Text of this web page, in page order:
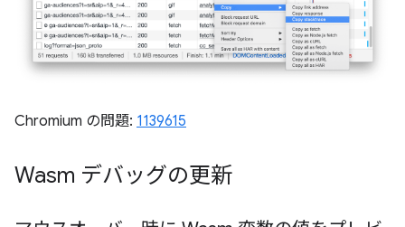
Chromium の問題: 1139615
Wasm デバッグの更新